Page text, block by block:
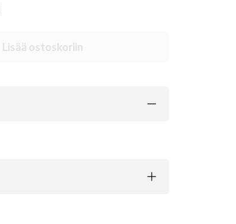
Lisää ostoskoriin